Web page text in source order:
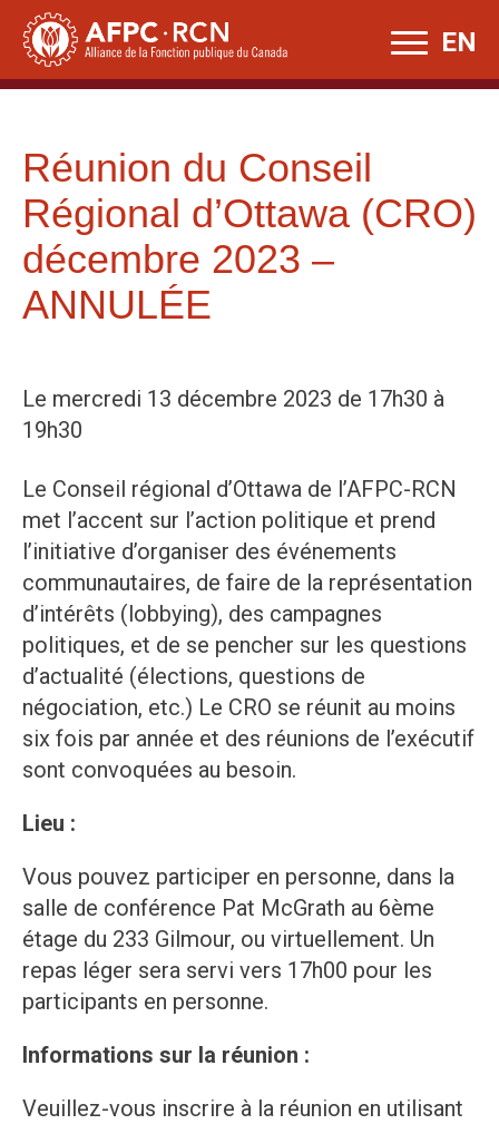
Skip
content
EN
Réunion du Conseil
Régional d’Ottawa (CRO)
décembre 2023 –
ANNULÉE
Le mercredi 13 décembre 2023 de 17h30 à
19h30
Le Conseil régional d’Ottawa de l’AFPC-RCN
met l’accent sur l’action politique et prend
l’initiative d’organiser des événements
communautaires, de faire de la représentation
d’intérêts (lobbying), des campagnes
politiques, et de se pencher sur les questions
d’actualité (élections, questions de
négociation, etc.) Le CRO se réunit au moins
six fois par année et des réunions de l’exécutif
sont convoquées au besoin.
Lieu :
Vous pouvez participer en personne, dans la
salle de conférence Pat McGrath au 6ème
étage du 233 Gilmour, ou virtuellement. Un
repas léger sera servi vers 17h00 pour les
participants en personne.
Informations sur la réunion :
Veuillez-vous inscrire à la réunion en utilisant